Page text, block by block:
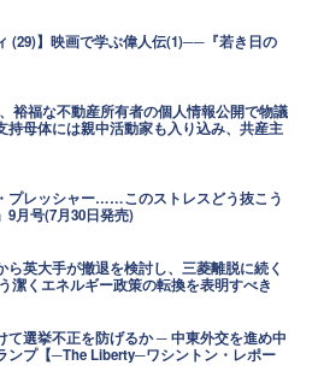
(29)】映画で学ぶ偉人伝(1)──『若き日の
裕福な不動産所有者の個人情報公開で物議
持母体には親中活動家も入り込み、共産主
プレッシャー……このストレスどう抜こう
9月号(7月30日発売)
ら英大手が撤退を検討し、三菱離脱に続く
潔くエネルギー政策の転換を表明すべき
て選挙不正を防げるか ─ 中東外交を進め中
ンプ【─The Liberty─ワシントン・レポー